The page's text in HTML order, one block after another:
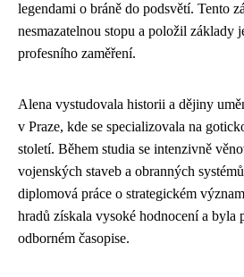
legendami o bráně do podsvětí. Tento
nesmazatelnou stopu a položil základy
profesního zaměření.
Alena vystudovala historii a dějiny
v Praze, kde se specializovala na
století. Během studia se intenzivně
vojenských staveb a obranných
diplomová práce o strategickém
hradů získala vysoké hodnocení a byla
odborném časopise.